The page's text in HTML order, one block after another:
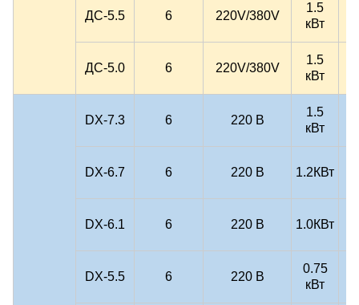
ДС-5.5 6 220V/380V
1.5
кВт
ДС-5.0 6 220V/380V
1.5
кВт
DX-7.3 6 220 В
1.5
кВт
DX-6.7 6 220 В 1.2КВт
DX-6.1 6 220 В 1.0КВт
DX-5.5 6 220 В
0.75
кВт